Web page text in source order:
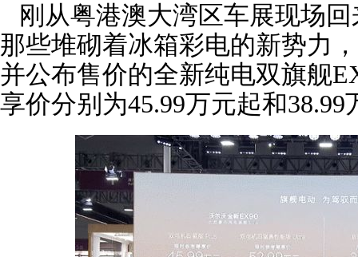
刚从粤港澳大湾区车展现场
那些堆砌着冰箱彩电的新势力
并公布售价的全新纯电双旗舰
享价分别为45.99万元起和38.99